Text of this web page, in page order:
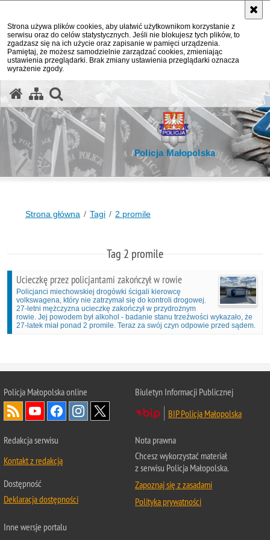
Strona używa plików cookies, aby ułatwić użytkownikom korzystanie z
serwisu oraz do celów statystycznych. Jeśli nie blokujesz tych plików, to
zgadzasz się na ich użycie oraz zapisanie w pamięci urządzenia.
Pamiętaj, że możesz samodzielnie zarządzać cookies, zmieniając
ustawienia przeglądarki. Brak zmiany ustawienia przeglądarki oznacza
wyrażenie zgody.
Policja Małopolska
Strona główna Tagi 2 promile
Tag 2 promile
Ucieczkę przez policjantami zakończył w rowie
Policjanci miechowskiej drogówki ścigali kierowcę
volkswagena, który nie zatrzymał się do kontroli drogowej.
27-letni mężczyzna ucieczkę zakończył w przydrożnym
rowie. Jej powodem był alkohol - badanie stanu trzeźwości wykazało, że
27-latek miał ponad 2 promile. Teraz za swój czyn odpowie przed sądem.
Policja Małopolska online
Biuletyn Informacji Publicznej
BIP Policja Małopolska
Redakcja serwisu
Kontakt z redakcją
Dostępność
Deklaracja dostępności
Nota prawna
Chcesz wykorzystać materiał
z serwisu Policja Małopolska.
Zapoznaj się z zasadami
Polityka prywatności
Inne wersje portalu